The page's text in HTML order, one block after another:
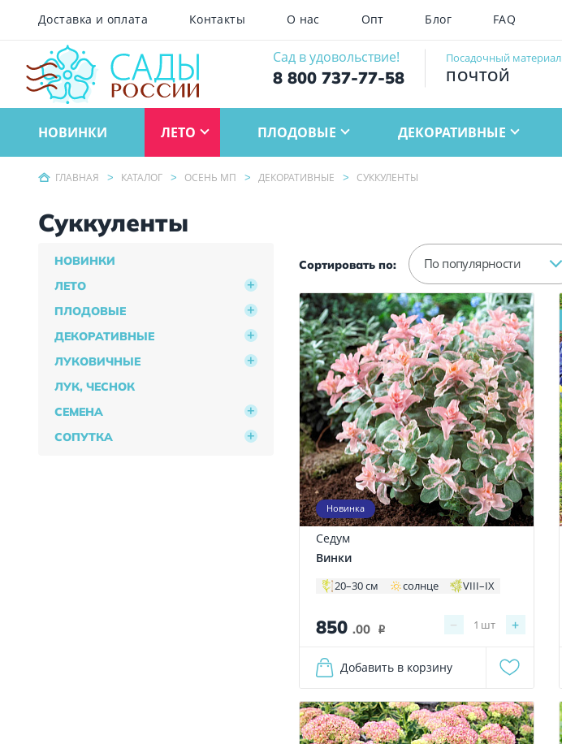
Доставка и оплата Контакты О нас Опт Блог FAQ
Сад в удовольствие!
8 800 737-77-58
Посадочный материал
ПОЧТОЙ
НОВИНКИ ЛЕТО ПЛОДОВЫЕ ДЕКОРАТИВНЫЕ
ГЛАВНАЯ КАТАЛОГ ОСЕНЬ МП ДЕКОРАТИВНЫЕ СУККУЛЕНТЫ
Суккуленты
НОВИНКИ
ЛЕТО
ПЛОДОВЫЕ
ДЕКОРАТИВНЫЕ
ЛУКОВИЧНЫЕ
ЛУК, ЧЕСНОК
СЕМЕНА
СОПУТКА
Сортировать по: По популярности
Новинка
Седум
Винки
20–30 см солнце VIII–IX
850 .00 i − +
1 шт
Добавить в корзину